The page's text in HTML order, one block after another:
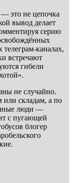
это не цепочка
вывод делает
серию
каналах,
встречают
гибели
не случайно.
или складам, а по
люди —
с пугающей
блогер